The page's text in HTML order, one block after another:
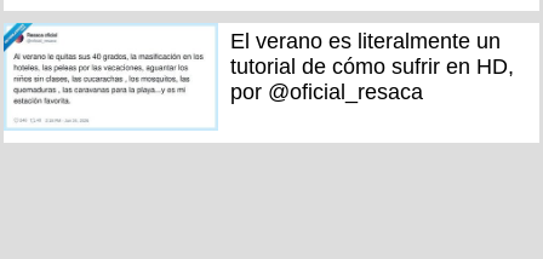
El verano es literalmente un
tutorial de cómo sufrir en HD,
por @oficial_resaca